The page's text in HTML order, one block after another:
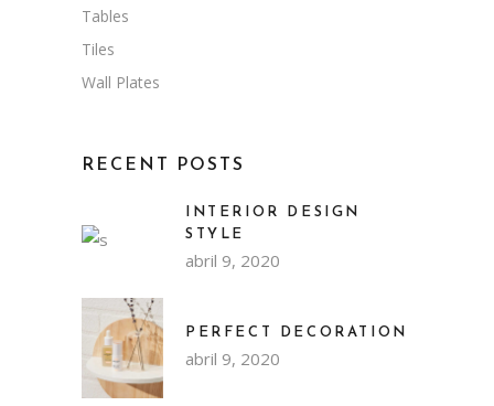
Tables
Tiles
Wall Plates
RECENT POSTS
INTERIOR DESIGN
STYLE
abril 9, 2020
PERFECT DECORATION
abril 9, 2020